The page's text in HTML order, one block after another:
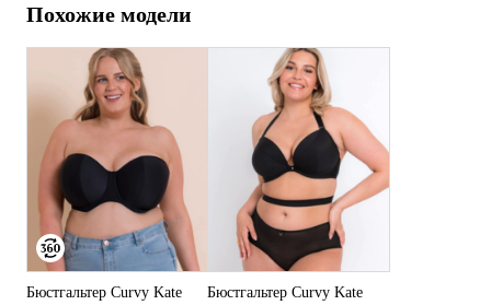
Похожие модели
Бюстгальтер Curvy Kate
Бюстгальтер Curvy Kate